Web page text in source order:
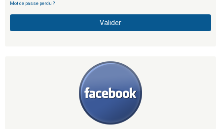
Mot de passe perdu ?
Valider